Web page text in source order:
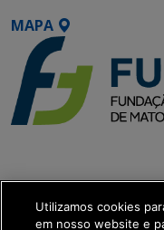
MAPA
Executiva de
Transformação
Utilizamos cookies
em nosso website e